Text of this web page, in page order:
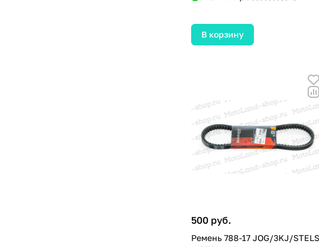
В корзину
500 руб.
Ремень 788-17 JOG/3KJ/STELS